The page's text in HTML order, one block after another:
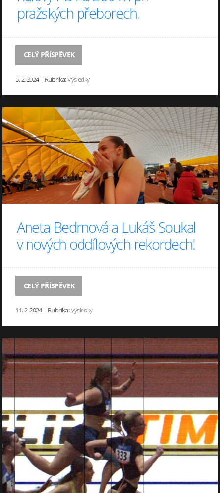
pražských přeborech.
CELÝ PŘÍSPĚVEK
5. 2. 2024 | Rubrika:Výsledky
Aneta Bedrnová a Lukáš Soukal
v nových oddílových rekordech!
CELÝ PŘÍSPĚVEK
11. 2. 2024 | Rubrika:Výsledky